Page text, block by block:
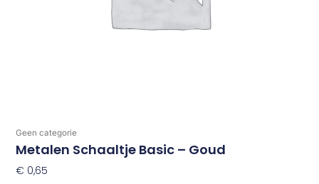
Geen categorie
Metalen Schaaltje Basic – Goud
€ 0,65